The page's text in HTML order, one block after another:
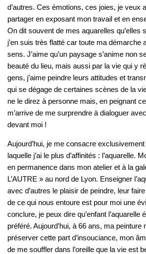
d’autres. Ces émotions, ces joies, je veux
partager en exposant mon travail et en
On dit souvent de mes aquarelles qu’elles
j’en suis très flatté car toute ma démarche
sens. J’aime qu’un paysage s’anime non
beauté du lieu, mais aussi par la vie qui y
gens, j’aime peindre leurs attitudes et
qui se dégage de certaines scènes de la
ne le direz à personne mais, en peignant
m’arrive de me surprendre à dialoguer
devant moi !
Aujourd’hui, je me consacre
laquelle j’ai le plus d’affinités : l’aquarelle.
en permanence dans mon atelier et à la
L’AUTRE » au nord de Lyon. Enseigner
avec d’autres le plaisir de peindre, leur
de ce qui nous entoure est pour moi une
conclure, je peux dire qu’enfant l’aquarelle
préféré. Aujourd’hui, à 66 ans, ma peinture
préserver cette part d’insouciance, mon
de me souffler dans l’oreille que la vie est